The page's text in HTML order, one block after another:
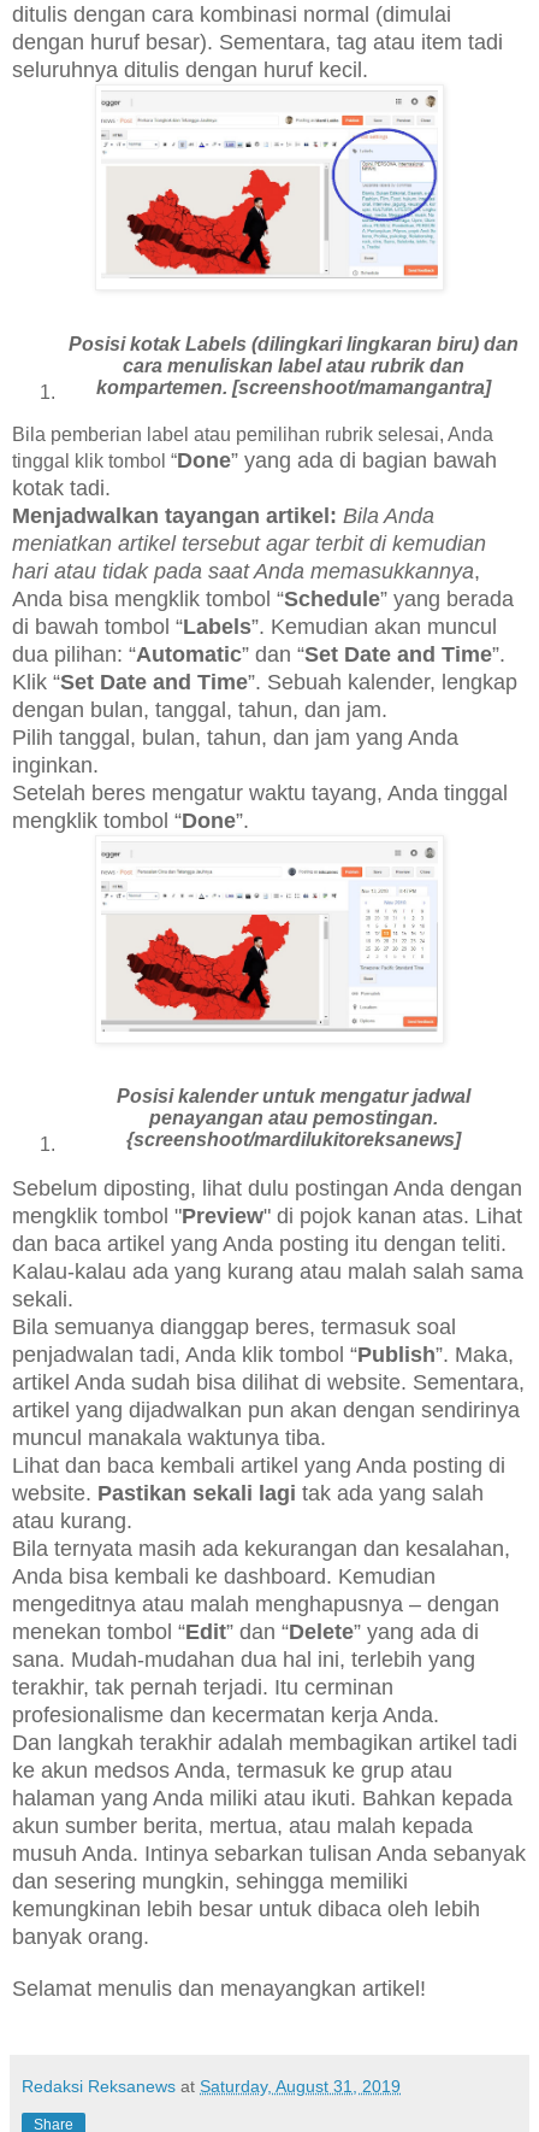
ditulis dengan cara kombinasi normal (dimulai
dengan huruf besar). Sementara, tag atau item tadi
seluruhnya ditulis dengan huruf kecil.
Posisi kotak Labels (dilingkari lingkaran biru) dan
cara menuliskan label atau rubrik dan
kompartemen. [screenshoot/mamangantra]
Bila pemberian label atau pemilihan rubrik selesai, Anda
tinggal klik tombol “Done” yang ada di bagian bawah
kotak tadi.
Menjadwalkan tayangan artikel: Bila Anda
meniatkan artikel tersebut agar terbit di kemudian
hari atau tidak pada saat Anda memasukkannya,
Anda bisa mengklik tombol “Schedule” yang berada
di bawah tombol “Labels”. Kemudian akan muncul
dua pilihan: “Automatic” dan “Set Date and Time”.
Klik “Set Date and Time”. Sebuah kalender, lengkap
dengan bulan, tanggal, tahun, dan jam.
Pilih tanggal, bulan, tahun, dan jam yang Anda
inginkan.
Setelah beres mengatur waktu tayang, Anda tinggal
mengklik tombol “Done”.
Posisi kalender untuk mengatur jadwal
penayangan atau pemostingan.
{screenshoot/mardilukitoreksanews]
Sebelum diposting, lihat dulu postingan Anda dengan
mengklik tombol "Preview" di pojok kanan atas. Lihat
dan baca artikel yang Anda posting itu dengan teliti.
Kalau-kalau ada yang kurang atau malah salah sama
sekali.
Bila semuanya dianggap beres, termasuk soal
penjadwalan tadi, Anda klik tombol “Publish”. Maka,
artikel Anda sudah bisa dilihat di website. Sementara,
artikel yang dijadwalkan pun akan dengan sendirinya
muncul manakala waktunya tiba.
Lihat dan baca kembali artikel yang Anda posting di
website. Pastikan sekali lagi tak ada yang salah
atau kurang.
Bila ternyata masih ada kekurangan dan kesalahan,
Anda bisa kembali ke dashboard. Kemudian
mengeditnya atau malah menghapusnya – dengan
menekan tombol “Edit” dan “Delete” yang ada di
sana. Mudah-mudahan dua hal ini, terlebih yang
terakhir, tak pernah terjadi. Itu cerminan
profesionalisme dan kecermatan kerja Anda.
Dan langkah terakhir adalah membagikan artikel tadi
ke akun medsos Anda, termasuk ke grup atau
halaman yang Anda miliki atau ikuti. Bahkan kepada
akun sumber berita, mertua, atau malah kepada
musuh Anda. Intinya sebarkan tulisan Anda sebanyak
dan sesering mungkin, sehingga memiliki
kemungkinan lebih besar untuk dibaca oleh lebih
banyak orang.
Selamat menulis dan menayangkan artikel!
Redaksi Reksanews at Saturday, August 31, 2019
Share